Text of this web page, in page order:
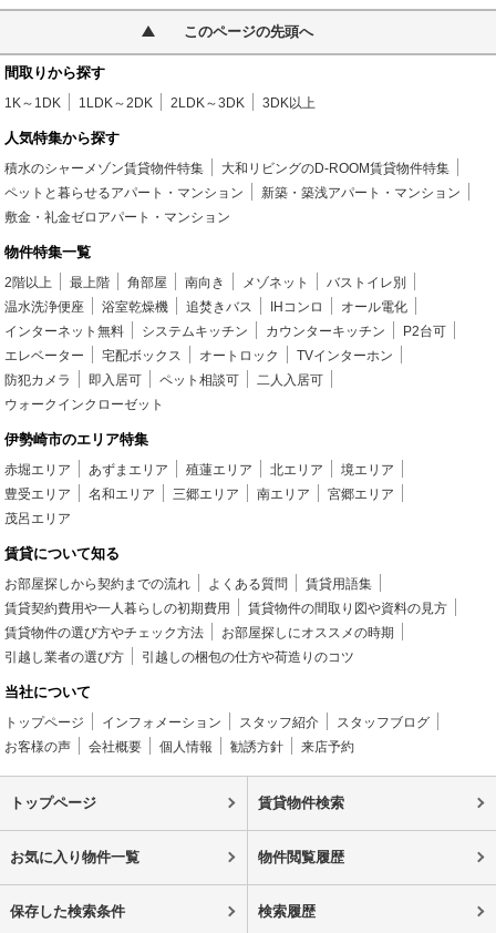
このページの先頭へ
間取りから探す
1K～1DK 1LDK～2DK 2LDK～3DK 3DK以上
人気特集から探す
積水のシャーメゾン賃貸物件特集
大和リビングのD-ROOM賃貸物件特集
ペットと暮らせるアパート・マンション
新築・築浅アパート・マンション
敷金・礼金ゼロアパート・マンション
物件特集一覧
2階以上 最上階 角部屋 南向き メゾネット
バストイレ別
温水洗浄便座
浴室乾燥機 追焚きバス IHコンロ
オール電化
インターネット無料
システムキッチン カウンターキッチン
P2台可
エレベーター
宅配ボックス オートロック
TVインターホン
防犯カメラ
即入居可 ペット相談可
二人入居可
ウォークインクローゼット
伊勢崎市のエリア特集
赤堀エリア あずまエリア 殖蓮エリア 北エリア
境エリア
豊受エリア
名和エリア 三郷エリア 南エリア
宮郷エリア
茂呂エリア
賃貸について知る
お部屋探しから契約までの流れ よくある質問
賃貸用語集
賃貸契約費用や一人暮らしの初期費用
賃貸物件の間取り図や資料の見方
賃貸物件の選び方やチェック方法
お部屋探しにオススメの時期
引越し業者の選び方
引越しの梱包の仕方や荷造りのコツ
当社について
トップページ インフォメーション スタッフ紹介
スタッフブログ
お客様の声
会社概要 個人情報 勧誘方針 来店予約
トップページ 賃貸物件検索
お気に入り物件一覧 物件閲覧履歴
保存した検索条件 検索履歴